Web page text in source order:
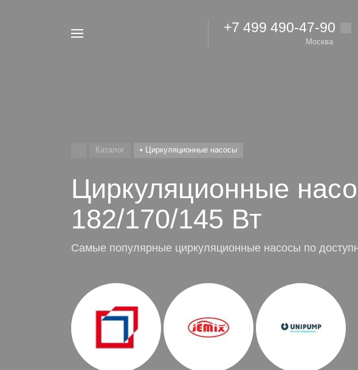
+7 499 490-47-90
Москва
Каталог • Циркуляционные насосы
Циркуляционные
182/170/145 Вт
Самые популярные циркуляционные насосы по